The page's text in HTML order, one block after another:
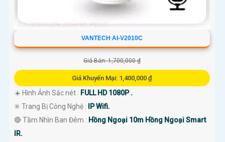
VANTECH AI-V2010C
Giá Bán: 1,700,000 ₫
Giá Khuyến Mại: 1,400,000 ₫
☀️ Hình Ảnh Sắc nét : FULL HD 1080P .
✳️ Trang Bị Công Nghệ :
IP Wifi.
🔴 Tầm Nhìn Ban Đêm : Hồng Ngoại 10m Hồng Ngoại Smart
IR.